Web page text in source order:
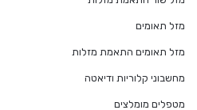
מזל תאומים
מזל תאומים התאמת מזלות
מחשבוני קלוריות ודיאטה
מטפלים מומלצים